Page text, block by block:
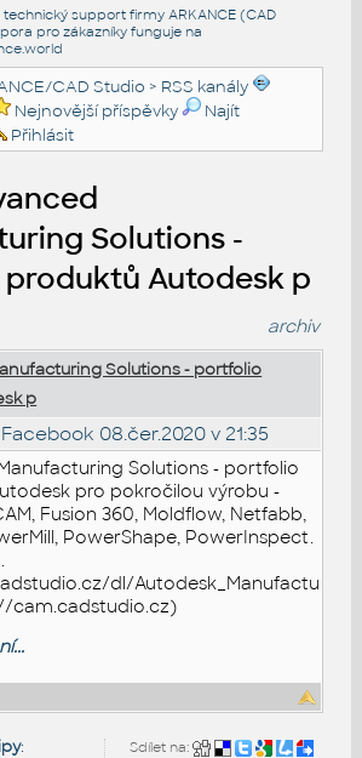
support firmy ARKANCE (CAD
pro zákazníky funguje na
CAD Studio > RSS kanály
Nejnovější příspěvky
Najít
Přihlásit
Solutions -
Autodesk p
archiv
Solutions - portfolio
p
08.čer.2020 v 21:35
Solutions - portfolio
pro pokročilou výrobu -
Fusion 360, Moldflow, Netfabb,
PowerShape, PowerInspect.
dl/
cam.cadstudio.cz)
Sdílet na:
: